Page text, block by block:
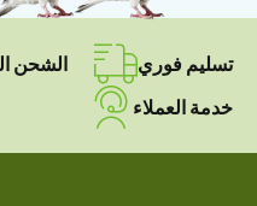
تسليم فوري الشحن
خدمة العملاء